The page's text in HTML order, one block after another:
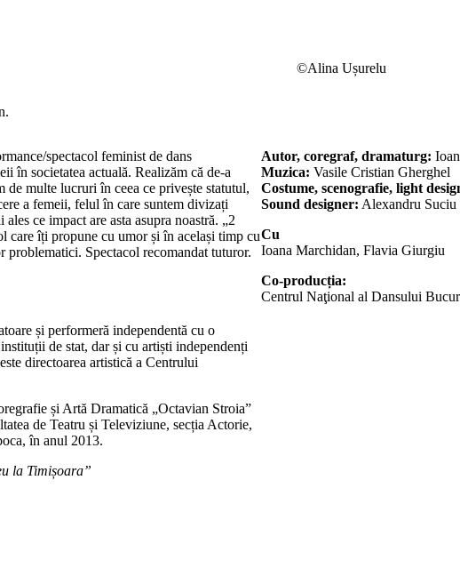
©Alina Ușurelu
spectacol feminist de dans
în societatea actuală. Realizăm că de-a
multe lucruri în ceea ce privește statutul,
a femeii, felul în care suntem divizați
ce impact are asta asupra noastră. „2
care îți propune cu umor și în același timp cu
problematici. Spectacol recomandat tuturor.
și performeră independentă cu o
de stat, dar și cu artiști independenți
directoarea artistică a Centrului
și Artă Dramatică „Octavian Stroia”
de Teatru și Televiziune, secția Actorie,
în anul 2013.
la Timișoara”
Autor, coregraf, dramaturg:
Muzica: Vasile Cristian Gherghel
Costume, scenografie, light
Sound designer: Alexandru Suciu
Cu
Ioana Marchidan, Flavia Giurgiu
Co-producția:
Centrul Naţional al Dansului